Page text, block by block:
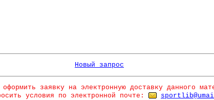
Новый запрос
оформить заявку на электронную доставку данного
условия по электронной почте: